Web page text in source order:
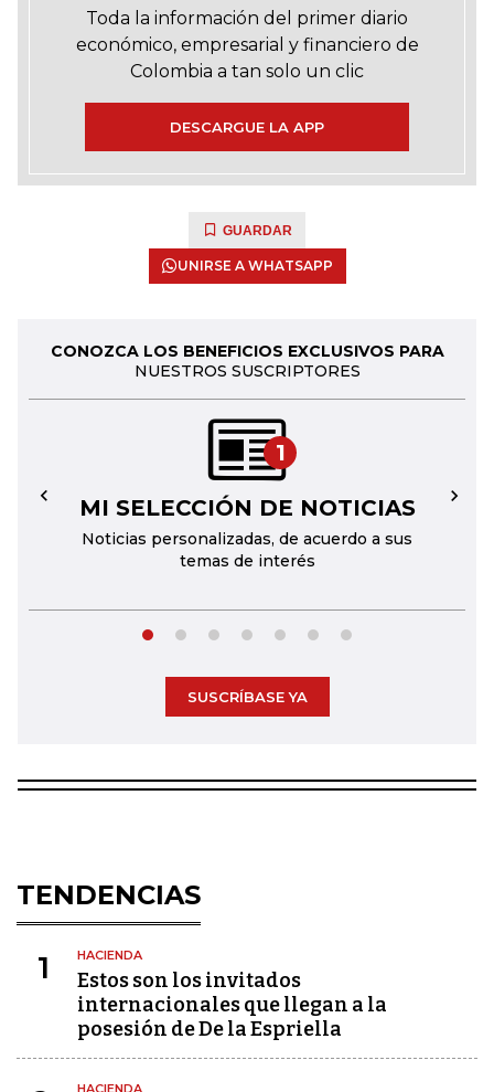
Toda la información del primer diario
económico, empresarial y financiero de
Colombia a tan solo un clic
DESCARGUE LA APP
GUARDAR
UNIRSE A WHATSAPP
CONOZCA LOS BENEFICIOS EXCLUSIVOS PARA
NUESTROS SUSCRIPTORES
1
MI SELECCIÓN DE NOTICIAS
Noticias personalizadas, de acuerdo a sus
temas de interés
← →
SUSCRÍBASE YA
TENDENCIAS
1 HACIENDA
Estos son los invitados
internacionales que llegan a la
posesión de De la Espriella